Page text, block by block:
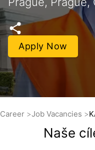
Apply Now
Career Job Vacancies
Naše